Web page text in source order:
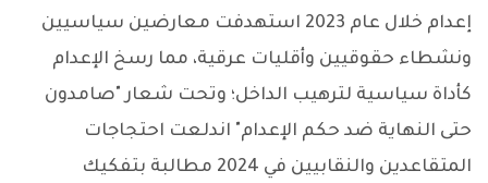
إعدام خلال عام 2023 استهدفت معارضين سياسيين
ونشطاء حقوقيين وأقليات عرقية، مما رسخ الإعدام
كأداة سياسية لترهيب الداخل؛ وتحت شعار "صامدون
حتى النهاية ضد حكم الإعدام" اندلعت احتجاجات
المتقاعدين والنقابيين في 2024 مطالبة بتفكيك